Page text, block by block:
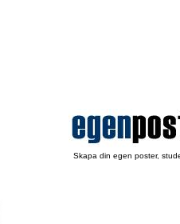
Skapa din egen poster,